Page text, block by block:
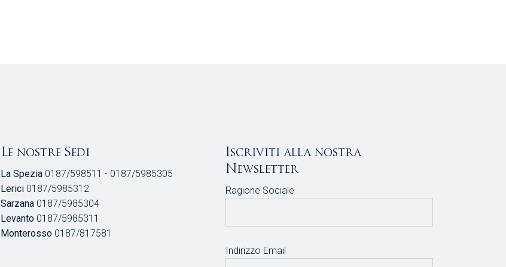
Le nostre Sedi
La Spezia0187/598511 - 0187/5985305
Lerici0187/5985312
Sarzana0187/5985304
Levanto0187/5985311
Monterosso0187/817581
Iscriviti alla nostra
Newsletter
Ragione Sociale
Indirizzo Email